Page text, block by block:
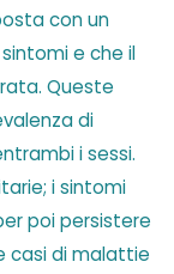
con un
e che il
Queste
di
i sessi.
i sintomi
poi persistere
casi di malattie